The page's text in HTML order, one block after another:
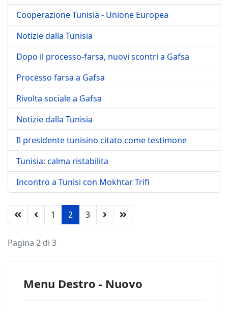
Cooperazione Tunisia - Unione Europea
Notizie dalla Tunisia
Dopo il processo-farsa, nuovi scontri a Gafsa
Processo farsa a Gafsa
Rivolta sociale a Gafsa
Notizie dalla Tunisia
Il presidente tunisino citato come testimone
Tunisia: calma ristabilita
Incontro a Tunisi con Mokhtar Trifi
1 2 3
Pagina 2 di 3
Menu Destro - Nuovo